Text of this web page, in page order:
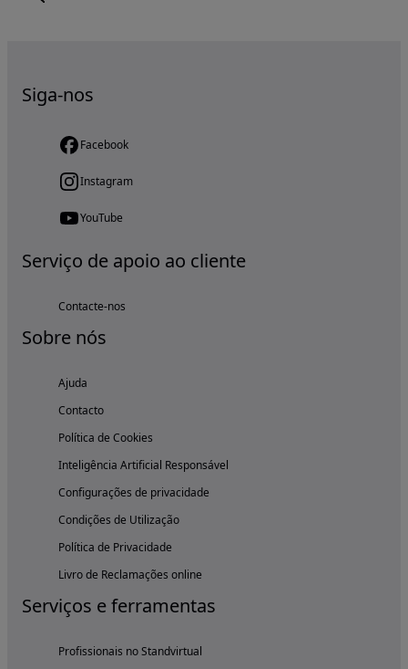
Siga-nos
Facebook
Instagram
YouTube
Serviço de apoio ao cliente
Contacte-nos
Sobre nós
Ajuda
Contacto
Política de Cookies
Inteligência Artificial Responsável
Configurações de privacidade
Condições de Utilização
Política de Privacidade
Livro de Reclamações online
Serviços e ferramentas
Profissionais no Standvirtual